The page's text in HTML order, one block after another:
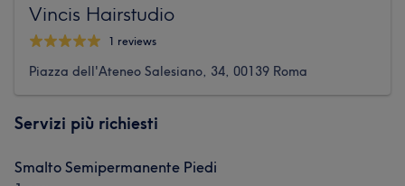
Vincis Hairstudio
1 reviews
Piazza dell'Ateneo Salesiano, 34, 00139 Roma
Servizi più richiesti
Smalto Semipermanente Piedi